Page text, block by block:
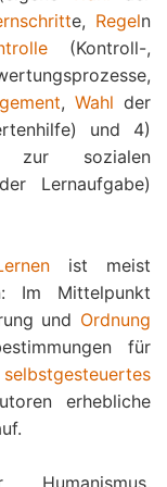
e, Regeln
(Kontroll-,
, Wahl der
und 4)
zur sozialen
Lernaufgabe)
ist meist
Im Mittelpunkt
und Ordnung
für
selbstgesteuertes
erhebliche
Humanismus,